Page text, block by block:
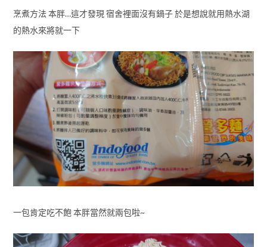
烹煮方法 本胖…這才發現 宿舍裡面沒有鍋子 於是想說就用熱水湖
的熱水來將就一下
一包肯定吃不飽 本胖當然就兩包啦~